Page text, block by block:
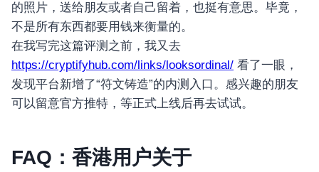
的照片，送给朋友或者自己留着，也挺有意思。毕竟，
不是所有东西都要用钱来衡量的。
在我写完这篇评测之前，我又去
https://cryptifyhub.com/links/looksordinal/ 看了一眼，
发现平台新增了“符文铸造”的内测入口。感兴趣的朋友
可以留意官方推特，等正式上线后再去试试。
FAQ：香港用户关于